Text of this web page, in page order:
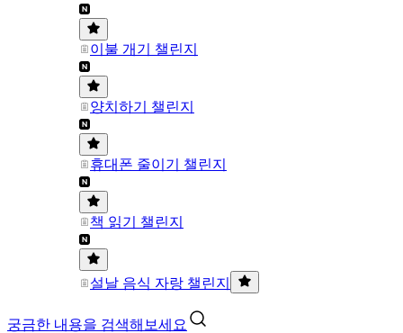
이불 개기 챌린지
양치하기 챌린지
휴대폰 줄이기 챌린지
책 읽기 챌린지
설날 음식 자랑 챌린지
궁금한 내용을 검색해보세요